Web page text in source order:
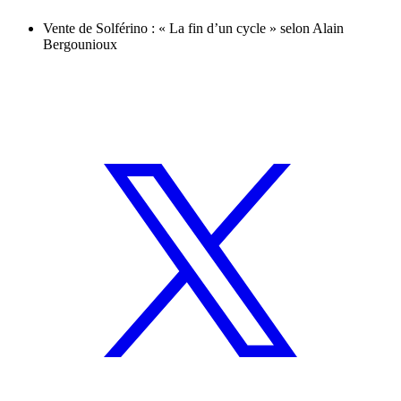
Vente de Solférino : « La fin d’un cycle » selon Alain
Bergounioux